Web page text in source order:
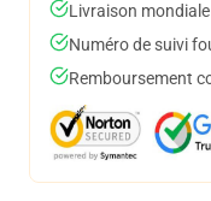
Livraison
Numéro de suivi
Remboursement